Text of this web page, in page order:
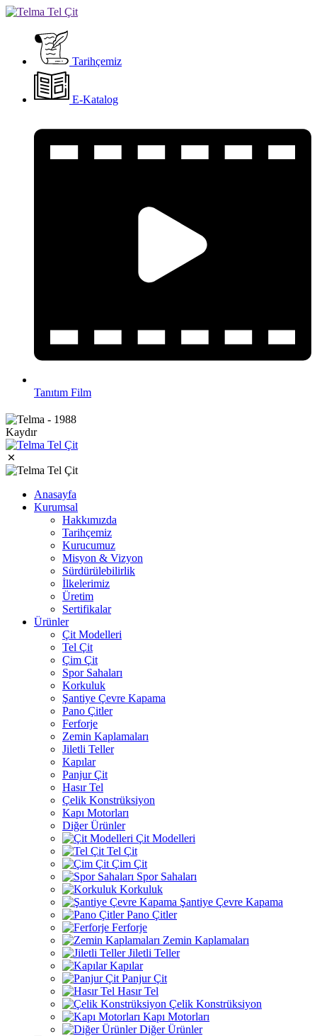
Tarihçemiz
E-Katalog
Tanıtım Film
Kaydır
Anasayfa
Kurumsal
Hakkımızda
Tarihçemiz
Kurucumuz
Misyon & Vizyon
Sürdürülebilirlik
İlkelerimiz
Üretim
Sertifikalar
Ürünler
Çit Modelleri
Tel Çit
Çim Çit
Spor Sahaları
Korkuluk
Şantiye Çevre Kapama
Pano Çitler
Ferforje
Zemin Kaplamaları
Jiletli Teller
Kapılar
Panjur Çit
Hasır Tel
Çelik Konstrüksiyon
Kapı Motorları
Diğer Ürünler
Çit Modelleri
Tel Çit
Çim Çit
Spor Sahaları
Korkuluk
Şantiye Çevre Kapama
Pano Çitler
Ferforje
Zemin Kaplamaları
Jiletli Teller
Kapılar
Panjur Çit
Hasır Tel
Çelik Konstrüksiyon
Kapı Motorları
Diğer Ürünler